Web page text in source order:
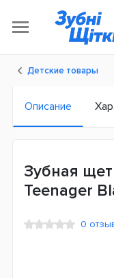
Детские товары
Описание
Зубная
Teenager
0